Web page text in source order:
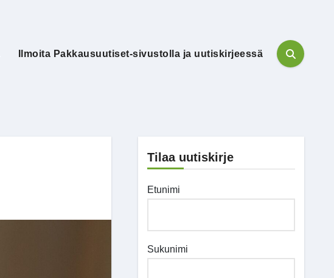
Ilmoita Pakkausuutiset-sivustolla ja uutiskirjeessä
Tilaa uutiskirje
Etunimi
Sukunimi